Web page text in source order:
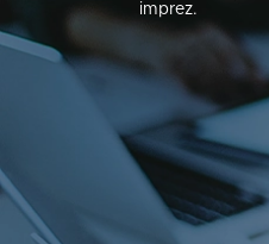
imprez.